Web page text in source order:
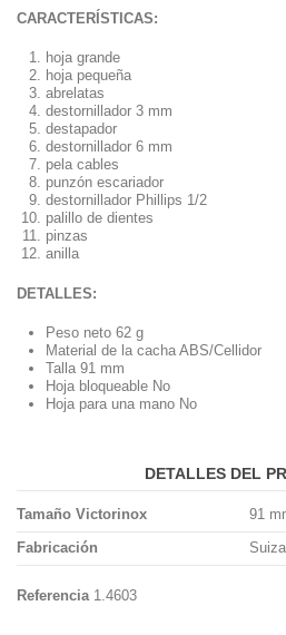
CARACTERÍSTICAS:
hoja grande
hoja pequeña
abrelatas
destornillador 3 mm
destapador
destornillador 6 mm
pela cables
punzón escariador
destornillador Phillips 1/2
palillo de dientes
pinzas
anilla
DETALLES:
Peso neto 62 g
Material de la cacha ABS/Cellidor
Talla 91 mm
Hoja bloqueable No
Hoja para una mano No
DETALLES DEL
Tamaño Victorinox
91
Fabricación
Suiza
Referencia 1.4603